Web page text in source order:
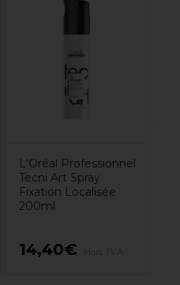
L'Oréal Professionnel
Tecni Art Spray
Fixation Localisée
200ml
14,40€